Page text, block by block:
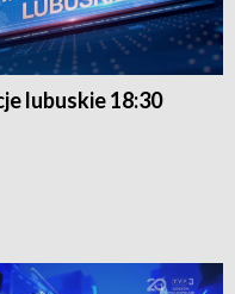
lubuskie 18:30